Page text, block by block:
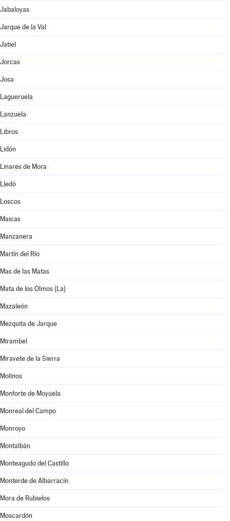
Jabaloyas
Jarque de la Val
Jatiel
Jorcas
Josa
Lagueruela
Lanzuela
Libros
Lidón
Linares de Mora
Lledó
Loscos
Maicas
Manzanera
Martín del Río
Mas de las Matas
Mata de los Olmos (La)
Mazaleón
Mezquita de Jarque
Mirambel
Miravete de la Sierra
Molinos
Monforte de Moyuela
Monreal del Campo
Monroyo
Montalbán
Monteagudo del Castillo
Monterde de Albarracín
Mora de Rubielos
Moscardón